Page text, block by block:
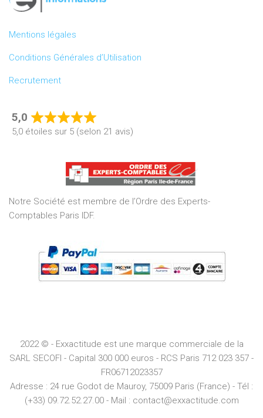
Mentions légales
Conditions Générales d’Utilisation
Recrutement
5,0
Rated
5,0
of
5
5,0 étoiles sur 5 (selon 21 avis)
Notre Société est membre de l’Ordre des Experts-
Comptables Paris IDF.
2022 © - Exxactitude est une marque commerciale de la
SARL SECOFI - Capital 300 000 euros - RCS Paris 712 023 357 -
FR06712023357
Adresse : 24 rue Godot de Mauroy, 75009 Paris (France) - Tél :
(+33) 09.72.52.27.00 - Mail : contact@exxactitude.com